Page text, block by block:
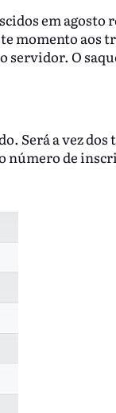
em agosto
momento aos
O
Será a vez dos
número de